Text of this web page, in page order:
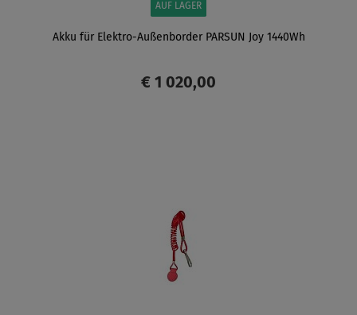
AUF LAGER
Akku für Elektro-Außenborder PARSUN Joy 1440Wh
€ 1 020,00